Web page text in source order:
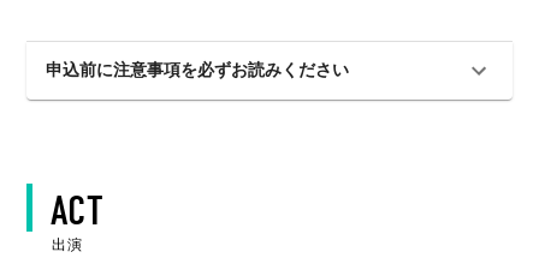
申込前に注意事項を必ずお読みください
ACT
出演